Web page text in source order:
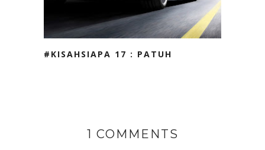
#KISAHSIAPA 17 : PATUH
1 COMMENTS